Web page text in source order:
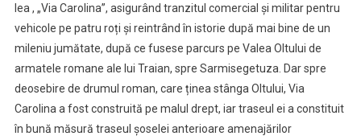
lea , „Via Carolina”, asigurând tranzitul comercial și militar pentru
vehicole pe patru roți și reintrând în istorie după mai bine de un
mileniu jumătate, după ce fusese parcurs pe Valea Oltului de
armatele romane ale lui Traian, spre Sarmisegetuza. Dar spre
deosebire de drumul roman, care ținea stânga Oltului, Via
Carolina a fost construită pe malul drept, iar traseul ei a constituit
în bună măsură traseul șoselei anterioare amenajărilor